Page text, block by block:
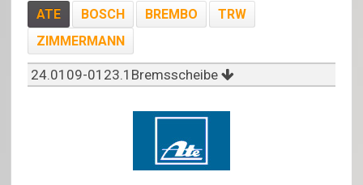
ATE BOSCH BREMBO
TRW
ZIMMERMANN
24.0109-0123.1Bremsscheibe